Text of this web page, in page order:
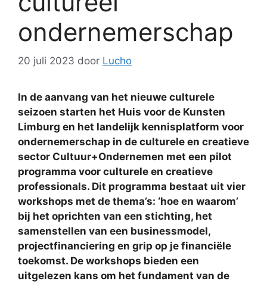
ondernemerschap
20 juli 2023 door Lucho
In de aanvang van het nieuwe culturele
seizoen starten het Huis voor de Kunsten
Limburg en het landelijk kennisplatform voor
ondernemerschap in de culturele en creatieve
sector Cultuur+Ondernemen met een pilot
programma voor culturele en creatieve
professionals. Dit programma bestaat uit vier
workshops met de thema’s: ‘hoe en waarom’
bij het oprichten van een stichting, het
samenstellen van een businessmodel,
projectfinanciering en grip op je financiële
toekomst. De workshops bieden een
uitgelezen kans om het fundament van de